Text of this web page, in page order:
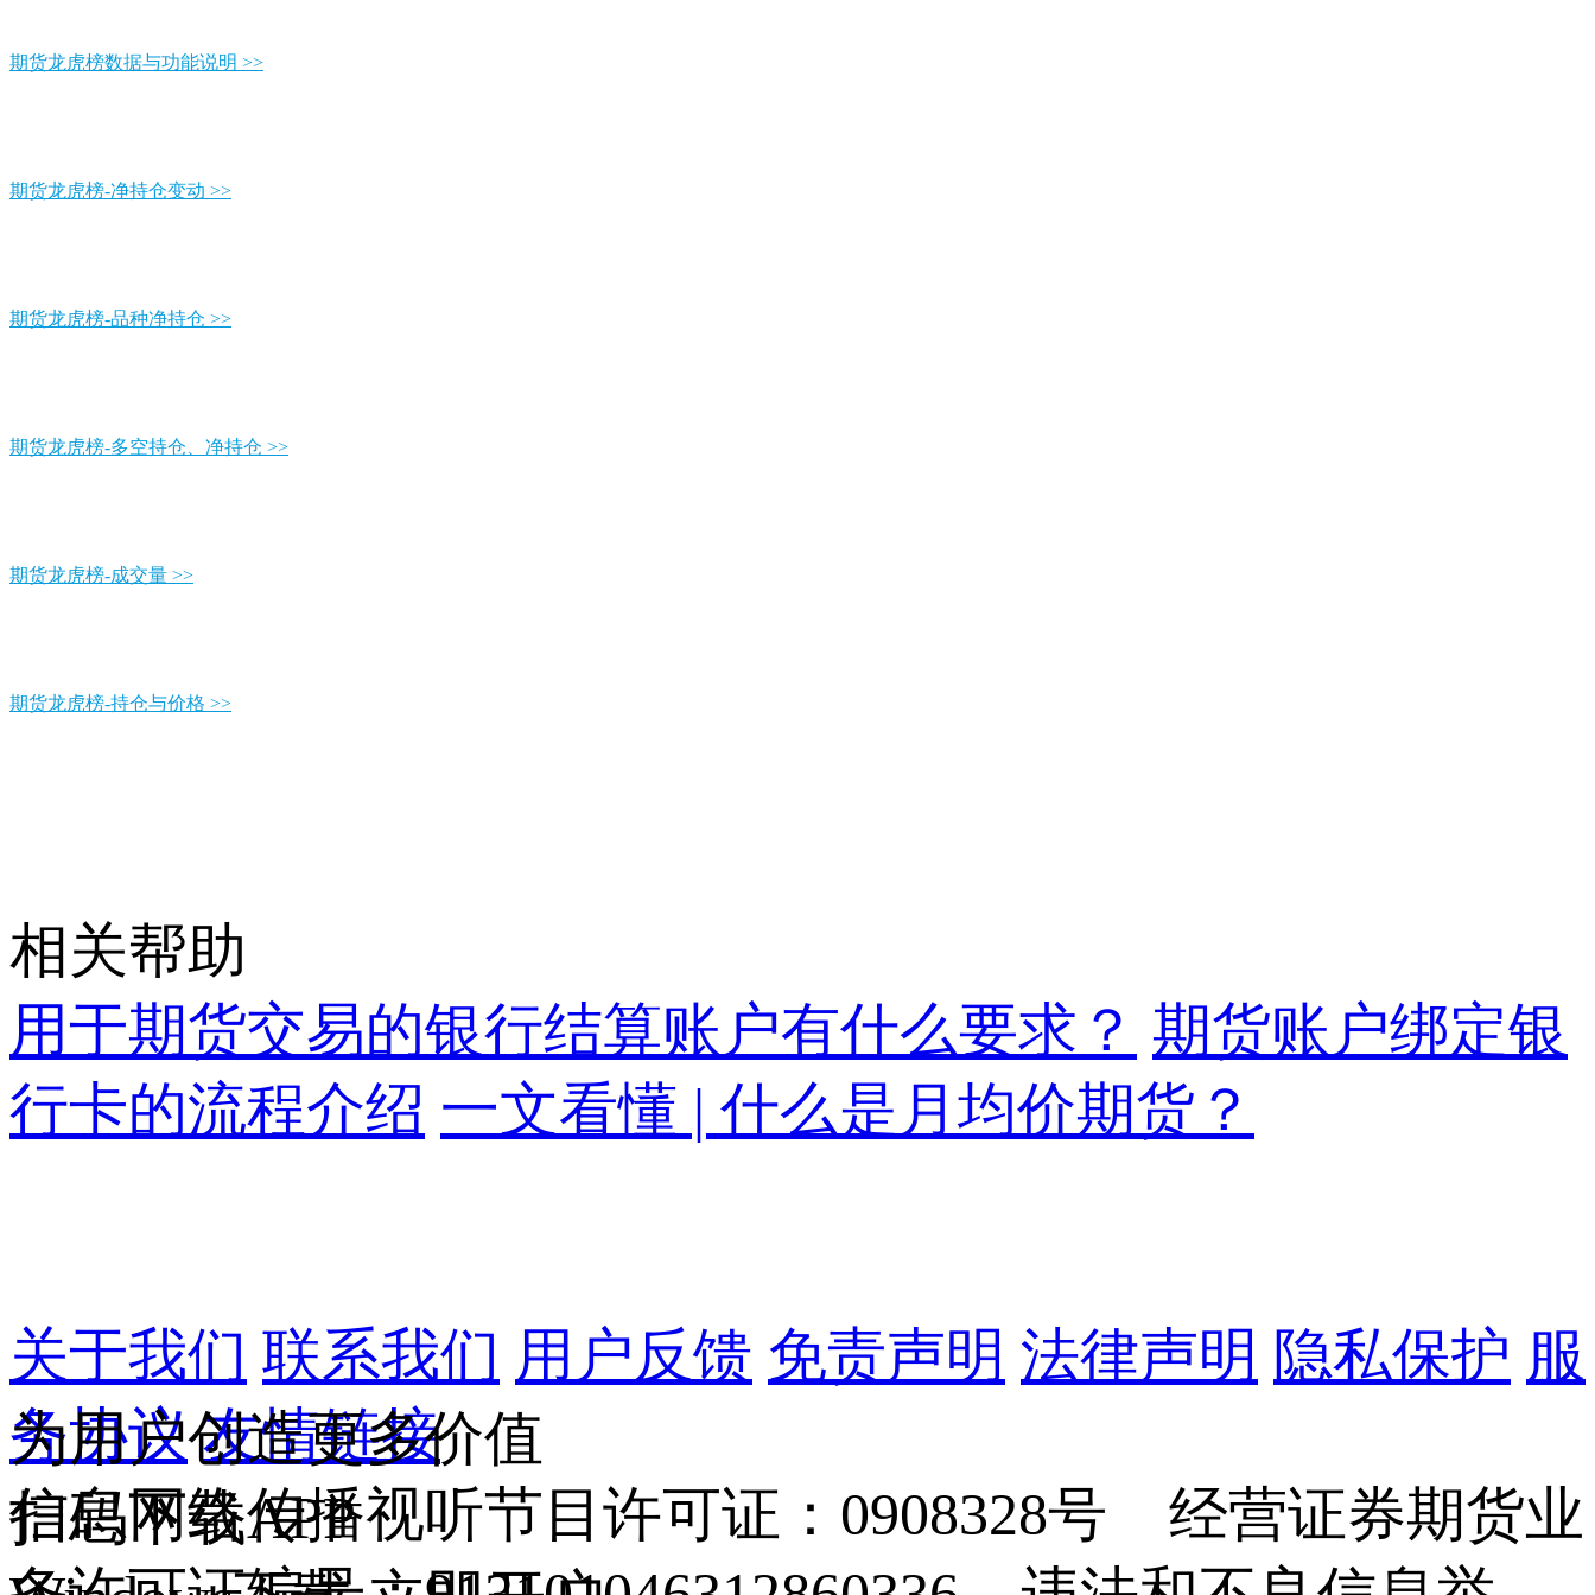
期货龙虎榜数据与功能说明 >>
期货龙虎榜-净持仓变动 >>
期货龙虎榜-品种净持仓 >>
期货龙虎榜-多空持仓、净持仓 >>
期货龙虎榜-成交量 >>
期货龙虎榜-持仓与价格 >>
相关帮助
用于期货交易的银行结算账户有什么要求？ 期货账户绑定银
行卡的流程介绍 一文看懂 | 什么是月均价期货？
关于我们 联系我们 用户反馈 免责声明 法律声明 隐私保护 服
务协议 友情链接
信息网络传播视听节目许可证：0908328号 经营证券期货业
为用户创造更多价值
扫码下载APP